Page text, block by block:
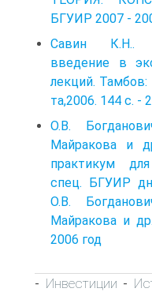
БГУИР 2007 -
Савин К.Н..
введение в
лекций. Тамбов:
та,2006. 144 с. -
О.В.
Майракова и
практикум
спец. БГУИР
О.В.
Майракова и
2006 год
- Инвестиции -